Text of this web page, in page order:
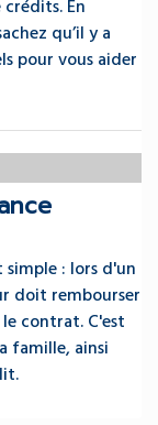
En
qu’il y a
pour vous aider
simple : lors d'un
doit rembourser
contrat. C'est
famille, ainsi